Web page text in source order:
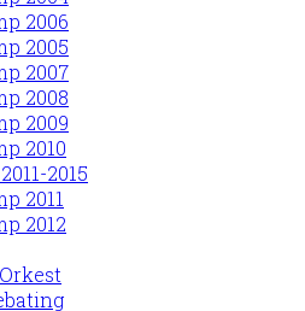
2006
2005
2007
2008
2009
2010
2015
2011
2012